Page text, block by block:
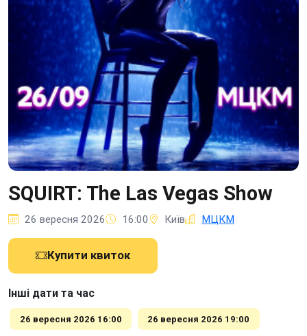
SQUIRT: The Las Vegas Show
26 вересня 2026 16:00 Київ МЦКМ
Купити квиток
Інші дати та час
26 вересня 2026 16:00 26 вересня 2026 19:00